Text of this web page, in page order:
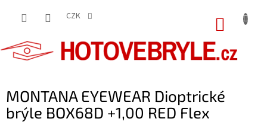
CZK
MONTANA EYEWEAR Dioptrické
brýle BOX68D +1,00 RED Flex